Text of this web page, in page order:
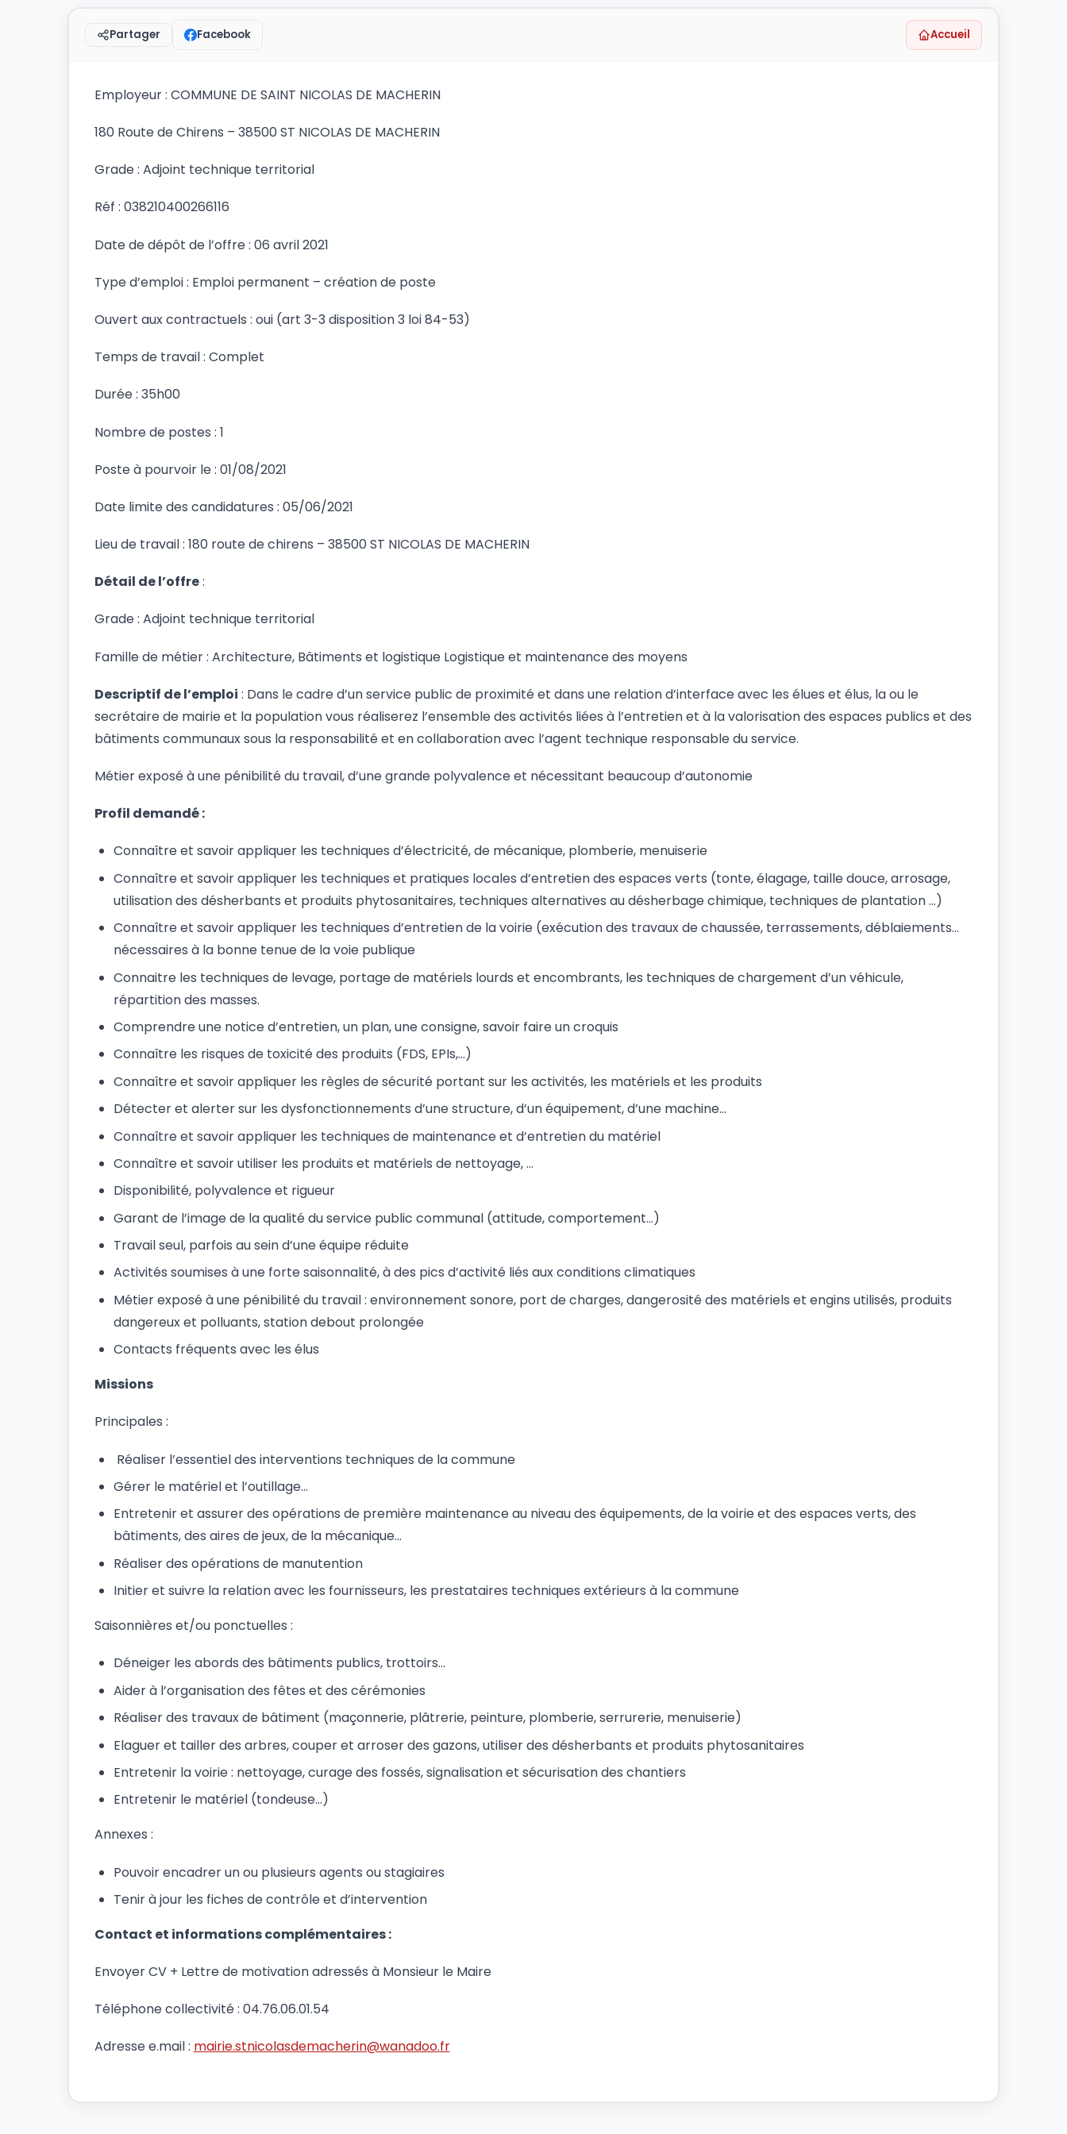
Partager Facebook Accueil
Employeur : COMMUNE DE SAINT NICOLAS DE MACHERIN
180 Route de Chirens – 38500 ST NICOLAS DE MACHERIN
Grade : Adjoint technique territorial
Réf : 038210400266116
Date de dépôt de l’offre : 06 avril 2021
Type d’emploi : Emploi permanent – création de poste
Ouvert aux contractuels : oui (art 3-3 disposition 3 loi 84-53)
Temps de travail : Complet
Durée : 35h00
Nombre de postes : 1
Poste à pourvoir le : 01/08/2021
Date limite des candidatures : 05/06/2021
Lieu de travail : 180 route de chirens – 38500 ST NICOLAS DE MACHERIN
Détail de l’offre:
Grade : Adjoint technique territorial
Famille de métier : Architecture, Bâtiments et logistique Logistique et maintenance des moyens
Descriptif de l’emploi : Dans le cadre d’un service public de proximité et dans une relation d’interface avec les élues et élus, la ou le
secrétaire de mairie et la population vous réaliserez l’ensemble des activités liées à l’entretien et à la valorisation des espaces publics et des
bâtiments communaux sous la responsabilité et en collaboration avec l’agent technique responsable du service.
Métier exposé à une pénibilité du travail, d’une grande polyvalence et nécessitant beaucoup d’autonomie
Profil demandé :
Connaître et savoir appliquer les techniques d’électricité, de mécanique, plomberie, menuiserie
Connaître et savoir appliquer les techniques et pratiques locales d’entretien des espaces verts (tonte, élagage, taille douce, arrosage,
utilisation des désherbants et produits phytosanitaires, techniques alternatives au désherbage chimique, techniques de plantation …)
Connaître et savoir appliquer les techniques d’entretien de la voirie (exécution des travaux de chaussée, terrassements, déblaiements…
nécessaires à la bonne tenue de la voie publique
Connaitre les techniques de levage, portage de matériels lourds et encombrants, les techniques de chargement d’un véhicule,
répartition des masses.
Comprendre une notice d’entretien, un plan, une consigne, savoir faire un croquis
Connaître les risques de toxicité des produits (FDS, EPIs,…)
Connaître et savoir appliquer les règles de sécurité portant sur les activités, les matériels et les produits
Détecter et alerter sur les dysfonctionnements d’une structure, d’un équipement, d’une machine…
Connaître et savoir appliquer les techniques de maintenance et d’entretien du matériel
Connaître et savoir utiliser les produits et matériels de nettoyage, …
Disponibilité, polyvalence et rigueur
Garant de l’image de la qualité du service public communal (attitude, comportement…)
Travail seul, parfois au sein d’une équipe réduite
Activités soumises à une forte saisonnalité, à des pics d’activité liés aux conditions climatiques
Métier exposé à une pénibilité du travail : environnement sonore, port de charges, dangerosité des matériels et engins utilisés, produits
dangereux et polluants, station debout prolongée
Contacts fréquents avec les élus
Missions
Principales :
Réaliser l’essentiel des interventions techniques de la commune
Gérer le matériel et l’outillage…
Entretenir et assurer des opérations de première maintenance au niveau des équipements, de la voirie et des espaces verts, des
bâtiments, des aires de jeux, de la mécanique…
Réaliser des opérations de manutention
Initier et suivre la relation avec les fournisseurs, les prestataires techniques extérieurs à la commune
Saisonnières et/ou ponctuelles :
Déneiger les abords des bâtiments publics, trottoirs…
Aider à l’organisation des fêtes et des cérémonies
Réaliser des travaux de bâtiment (maçonnerie, plâtrerie, peinture, plomberie, serrurerie, menuiserie)
Elaguer et tailler des arbres, couper et arroser des gazons, utiliser des désherbants et produits phytosanitaires
Entretenir la voirie : nettoyage, curage des fossés, signalisation et sécurisation des chantiers
Entretenir le matériel (tondeuse…)
Annexes :
Pouvoir encadrer un ou plusieurs agents ou stagiaires
Tenir à jour les fiches de contrôle et d’intervention
Contact et informations complémentaires :
Envoyer CV + Lettre de motivation adressés à Monsieur le Maire
Téléphone collectivité : 04.76.06.01.54
Adresse e.mail : mairie.stnicolasdemacherin@wanadoo.fr